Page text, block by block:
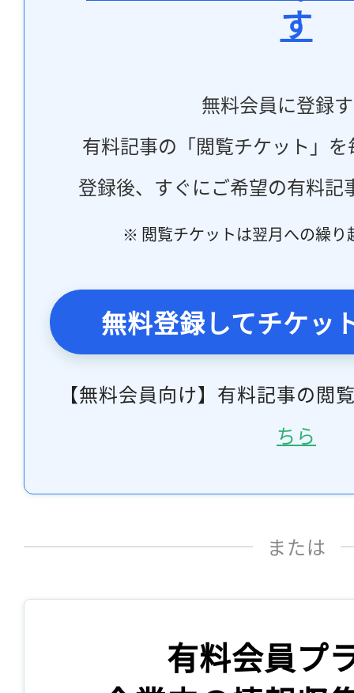
す
無料会員に登録
有料記事の「閲覧チケット」
登録後、すぐにご希望の有料記
※ 閲覧チケットは翌月への繰り
無料登録してチケッ
【無料会員向け】有料記事の閲
ちら
または
有料会員プ